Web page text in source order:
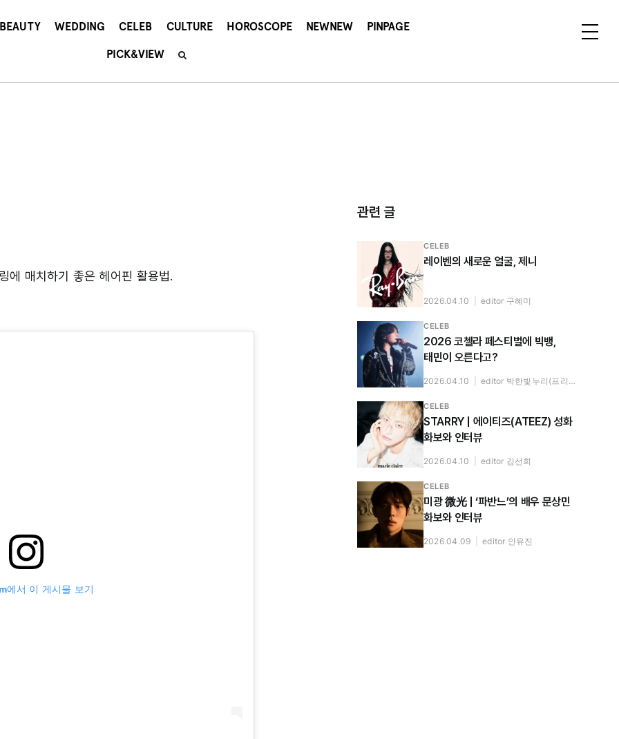
BEAUTY WEDDING CELEB CULTURE HOROSCOPE NEWNEW PINPAGE
PICK&VIEW
에 매치하기 좋은 헤어핀 활용법.
에서 이 게시물 보기
관련 글
CELEB
레이벤의 새로운 얼굴, 제니
2026.04.10 editor 구혜미
CELEB
2026 코첼라 페스티벌에 빅뱅,
태민이 오른다고?
2026.04.10 editor 박한빛누리(프리랜서)
CELEB
STARRY | 에이티즈(ATEEZ) 성화
화보와 인터뷰
2026.04.10 editor 김선희
CELEB
미광 微光 | ‘파반느’의 배우 문상민
화보와 인터뷰
2026.04.09 editor 안유진